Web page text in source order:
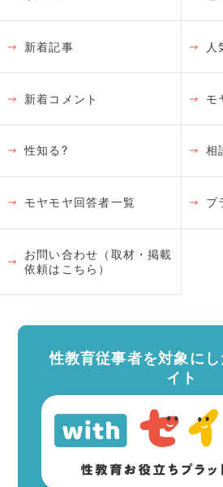
新着記事 人
新着コメント モ
性知る? 相
モヤモヤ回答者一覧 プ
お問い合わせ（取材・掲載
依頼はこちら）
性教育従事者を対象に
イト